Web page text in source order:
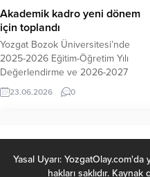
Dr. Evren Yaşar, İdare Mahkemesi
Başkanı...
Akademik kadro yeni dönem
için toplandı
Yozgat Bozok Üniversitesi’nde
2025-2026 Eğitim-Öğretim Yılı
Değerlendirme ve 2026-2027
Eğitim-Öğretim Yılı Hazırlık
Toplantısı gerçekleştirildi.
geride kalan yılın değerlendirmesi
yapılırken yeni döneme ilişkin
hedefler de masaya
23.06.2026 0
Yasal Uyarı:
hakları saklıdır. Kaynak